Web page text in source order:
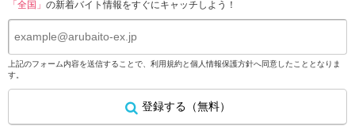
「全国」 の新着バイト情報をすぐにキャッチしよう！
上記のフォーム内容を送信することで、 利用規約と個人情報保護方針へ同意したこととなりま
す。
登録する（無料）